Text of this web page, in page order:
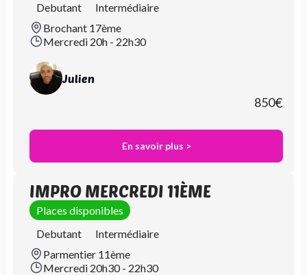
Debutant
Intermédiaire
Brochant 17ème
Mercredi 20h - 22h30
Julien
850€
En savoir plus >
IMPRO MERCREDI 11ÈME
Places disponibles
Debutant
Intermédiaire
Parmentier 11ème
Mercredi 20h30 - 22h30